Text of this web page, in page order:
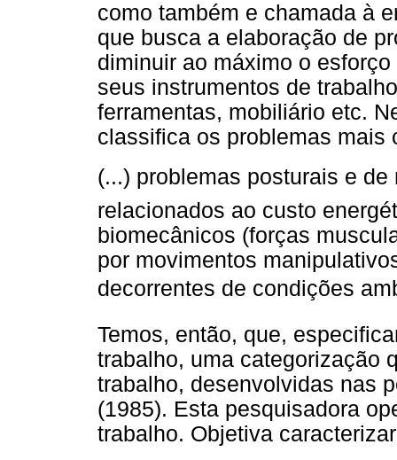
como também e chamada à
que busca a elaboração de
diminuir ao máximo o
seus instrumentos de
ferramentas, mobiliário etc.
classifica os problemas mais
(...) problemas posturais e
relacionados ao custo
biomecânicos (forças
por movimentos
decorrentes de condições
Temos, então, que,
trabalho, uma categorização
trabalho, desenvolvidas nas
(1985). Esta pesquisadora
trabalho. Objetiva